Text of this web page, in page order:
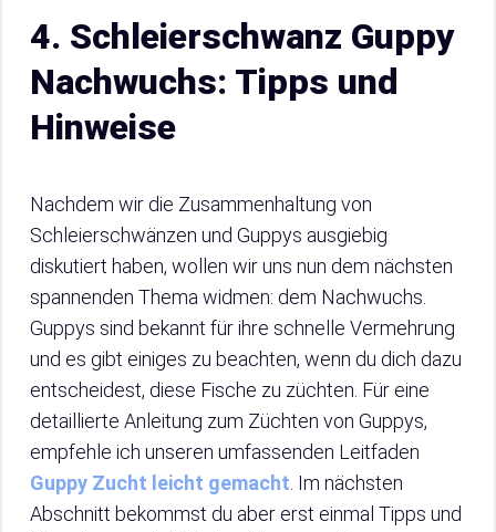
4. Schleierschwanz Guppy
Nachwuchs: Tipps und
Hinweise
Nachdem wir die Zusammenhaltung von
Schleierschwänzen und Guppys ausgiebig
diskutiert haben, wollen wir uns nun dem nächsten
spannenden Thema widmen: dem Nachwuchs.
Guppys sind bekannt für ihre schnelle Vermehrung
und es gibt einiges zu beachten, wenn du dich dazu
entscheidest, diese Fische zu züchten. Für eine
detaillierte Anleitung zum Züchten von Guppys,
empfehle ich unseren umfassenden Leitfaden
Guppy Zucht leicht gemacht . Im nächsten
Abschnitt bekommst du aber erst einmal Tipps und